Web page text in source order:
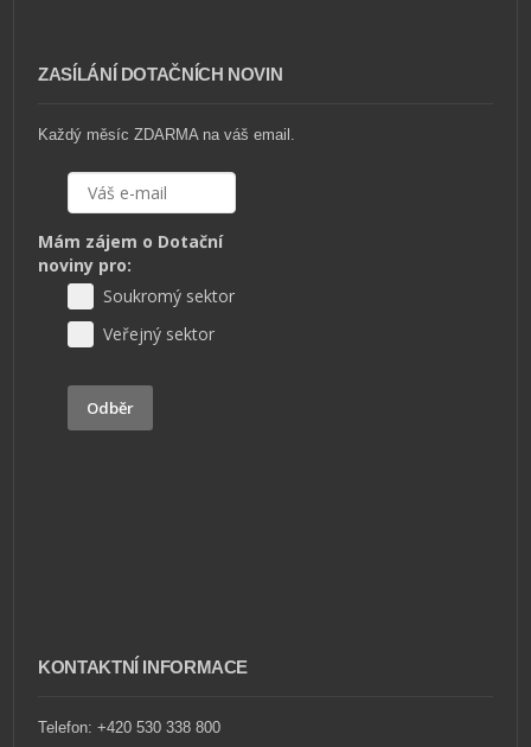
ZASÍLÁNÍ DOTAČNÍCH NOVIN
Každý měsíc ZDARMA na váš email.
Mám zájem o Dotační
noviny pro:
Soukromý sektor
Veřejný sektor
Odběr
KONTAKTNÍ INFORMACE
Telefon: +420 530 338 800